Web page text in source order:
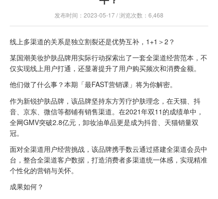
发布时间：2023-05-17 / 浏览次数：6,468
线上多渠道的关系是独立割裂还是优势互补，1+1＞2？
某国潮美妆护肤品牌用实际行动探索出了一套全渠道经营范本，不
仅实现线上用户打通，还显著提升了用户购买频次和消费金额。
他们做了什么事？本期「最FAST营销课」将为你解密。
作为新锐护肤品牌，该品牌坚持东方芳疗护肤理念，在天猫、抖
音、京东、微信等都铺有销售渠道。在2021年双11的成绩单中，
全网GMV突破2.8亿元，卸妆油单品更是成为抖音、天猫销量双
冠。
面对全渠道用户经营挑战，该品牌携手数云通过搭建全渠道会员中
台，整合全渠道客户数据，打造消费者多渠道统一体感，实现精准
个性化的营销与关怀。
成果如何？